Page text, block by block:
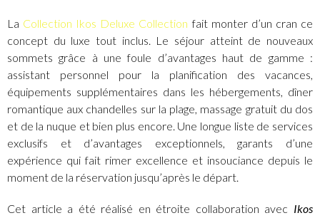
La Collection Ikos Deluxe Collection fait monter d’un cran ce
concept du luxe tout inclus. Le séjour atteint de nouveaux
sommets grâce à une foule d’avantages haut de gamme :
assistant personnel pour la planification des vacances,
équipements supplémentaires dans les hébergements, dîner
romantique aux chandelles sur la plage, massage gratuit du dos
et de la nuque et bien plus encore. Une longue liste de services
exclusifs et d’avantages exceptionnels, garants d’une
expérience qui fait rimer excellence et insouciance depuis le
moment de la réservation jusqu’après le départ.
Cet article a été réalisé en étroite collaboration avec Ikos